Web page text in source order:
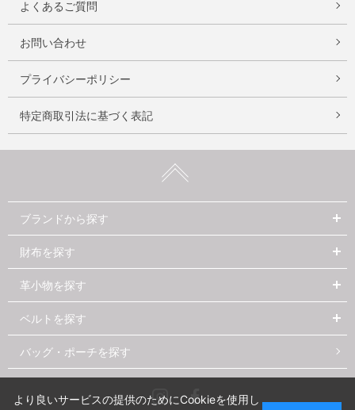
よくあるご質問
お問い合わせ
プライバシーポリシー
特定商取引法に基づく表記
ブランドから探す
財布を探す
革小物を探す
ベルトを探す
バッグ・ポーチを探す
InstagramFacebook
より良いサービスの提供のためにCookieを使用し